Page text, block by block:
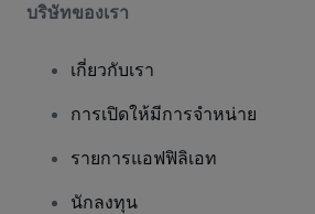
บริษัทของเรา
เกี่ยวกับเรา
การเปิดให้มีการจำหน่าย
รายการแอฟฟิลิเอท
นักลงทุน